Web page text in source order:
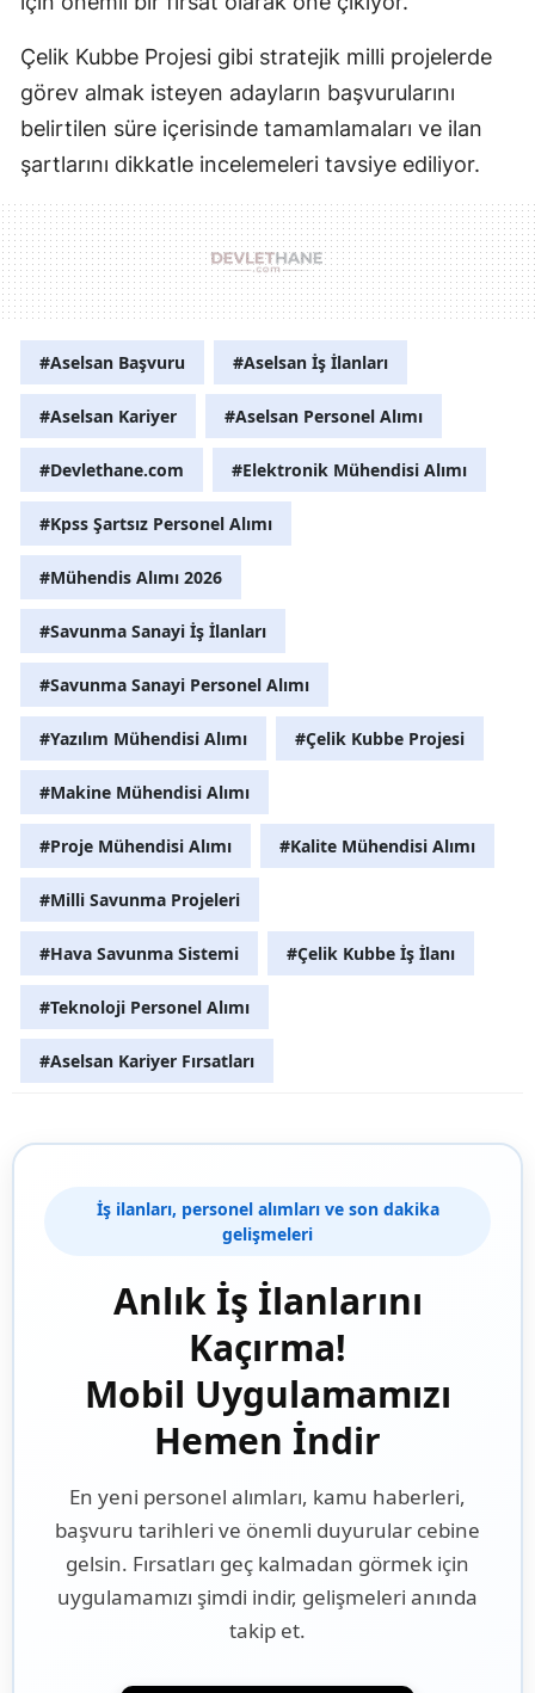
Çelik Kubbe Projesi gibi stratejik milli projelerde
görev almak isteyen adayların başvurularını
belirtilen süre içerisinde tamamlamaları ve ilan
şartlarını dikkatle incelemeleri tavsiye ediliyor.
#Aselsan Başvuru #Aselsan İş İlanları
#Aselsan Kariyer #Aselsan Personel Alımı
#Devlethane.com #Elektronik Mühendisi Alımı
#Kpss Şartsız Personel Alımı
#Mühendis Alımı 2026
#Savunma Sanayi İş İlanları
#Savunma Sanayi Personel Alımı
#Yazılım Mühendisi Alımı #Çelik Kubbe Projesi
#Makine Mühendisi Alımı
#Proje Mühendisi Alımı #Kalite Mühendisi Alımı
#Milli Savunma Projeleri
#Hava Savunma Sistemi #Çelik Kubbe İş İlanı
#Teknoloji Personel Alımı
#Aselsan Kariyer Fırsatları
İş ilanları, personel alımları ve son dakika
gelişmeleri
Anlık İş İlanlarını
Kaçırma!
Mobil Uygulamamızı
Hemen İndir
En yeni personel alımları, kamu haberleri,
başvuru tarihleri ve önemli duyurular cebine
gelsin. Fırsatları geç kalmadan görmek için
uygulamamızı şimdi indir, gelişmeleri anında
takip et.